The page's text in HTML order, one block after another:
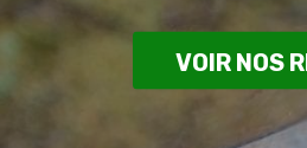
VOIR NOS